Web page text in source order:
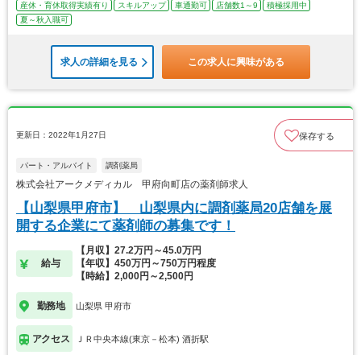
産休・育休取得実績有り
スキルアップ 車通勤可 店舗数1～9
積極採用中
夏～秋入職可
求人の詳細を見る この求人に興味がある
更新日：2022年1月27日 保存する
パート・アルバイト 調剤薬局
株式会社アークメディカル 甲府向町店の薬剤師求人
【山梨県甲府市】 山梨県内に調剤薬局20店舗を展
開する企業にて薬剤師の募集です！
給与
【月収】27.2万円～45.0万円
【年収】450万円～750万円程度
【時給】2,000円～2,500円
勤務地 山梨県 甲府市
アクセス ＪＲ中央本線(東京－松本) 酒折駅